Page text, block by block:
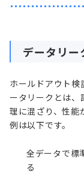
データリー
ホールドアウト検
ータリークとは、
理に混ざり、性能
例は以下です。
全データで標
る